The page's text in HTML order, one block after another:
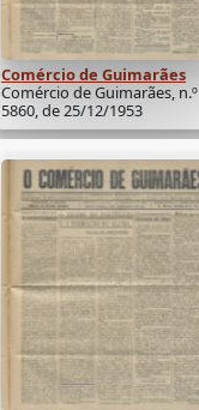
Comércio de Guimarães
Comércio de Guimarães, n.º
5860, de 25/12/1953